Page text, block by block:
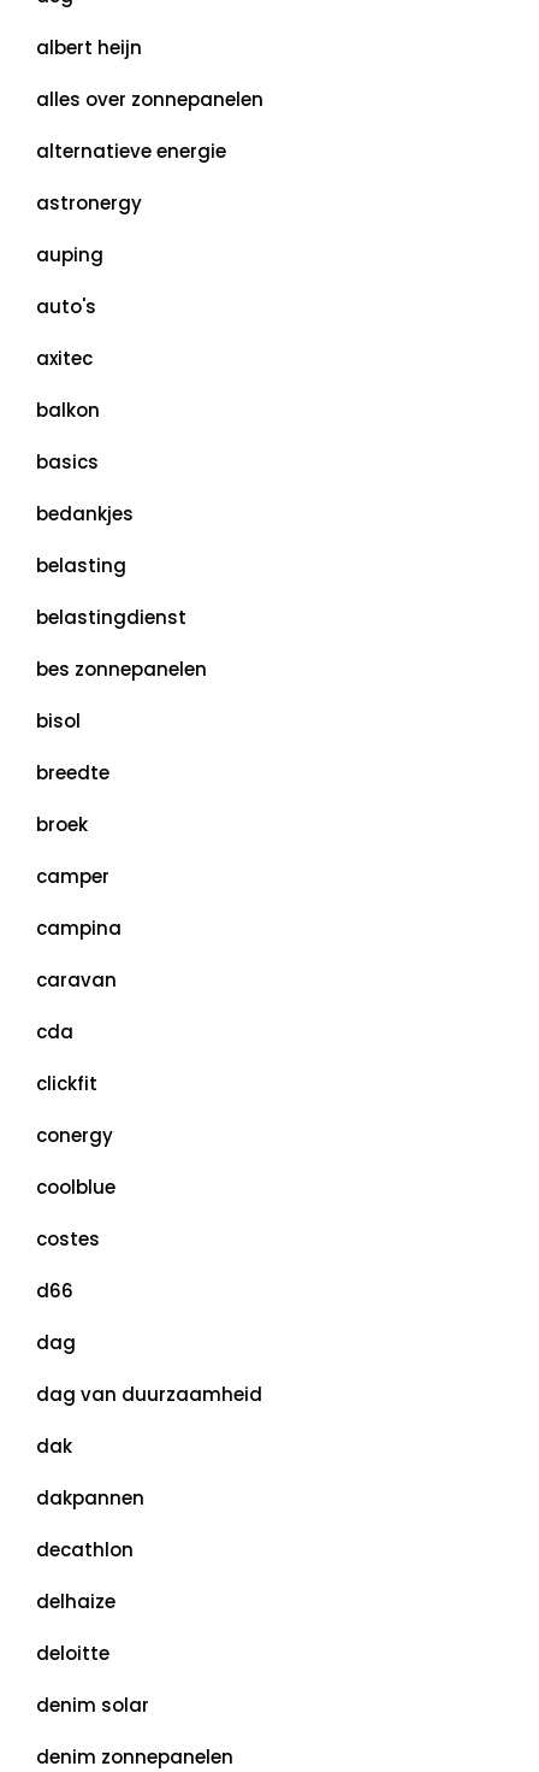
albert heijn
alles over zonnepanelen
alternatieve energie
astronergy
auping
auto's
axitec
balkon
basics
bedankjes
belasting
belastingdienst
bes zonnepanelen
bisol
breedte
broek
camper
campina
caravan
cda
clickfit
conergy
coolblue
costes
d66
dag
dag van duurzaamheid
dak
dakpannen
decathlon
delhaize
deloitte
denim solar
denim zonnepanelen